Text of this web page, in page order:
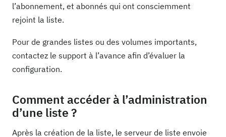
l’abonnement, et abonnés qui ont consciemment
rejoint la liste.
Pour de grandes listes ou des volumes importants,
contactez le support à l’avance afin d’évaluer la
configuration.
Comment accéder à l’administration
d’une liste ?
Après la création de la liste, le serveur de liste envoie